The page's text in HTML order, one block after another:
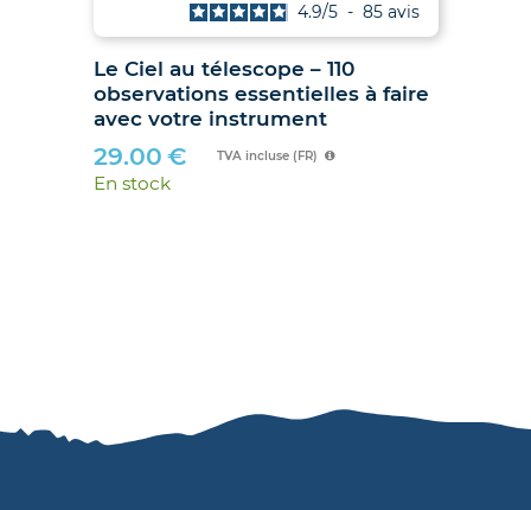
Le Ciel au télescope – 110
observations essentielles à faire
avec votre instrument
4.9/5 - 85 avis
29.00 € TVA incluse (FR)
En stock